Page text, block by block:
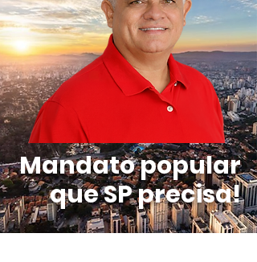
Mandato popular
que SP precisa!